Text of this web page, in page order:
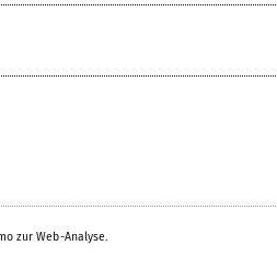
zur Web-Analyse.